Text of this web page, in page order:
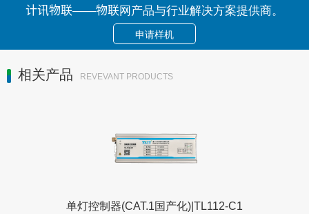
计讯物联——物联网产品与行业解决方案提供商。
申请样机
相关产品 REVEVANT PRODUCTS
单灯控制器(CAT.1国产化)|TL112-C1